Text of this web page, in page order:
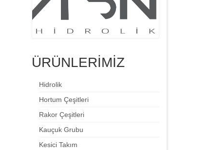
ÜRÜNLERİMİZ
Hidrolik
Hortum Çeşitleri
Rakor Çeşitleri
Kauçuk Grubu
Kesici Takım